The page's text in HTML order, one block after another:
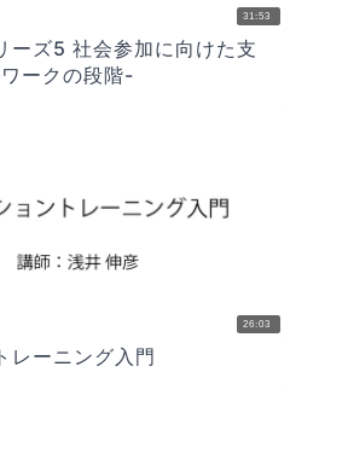
31:53
ーズ5 社会参加に向けた支
ークの段階-
26:03
レーニング入門